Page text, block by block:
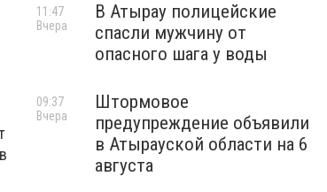
В Атырау полицейские
спасли мужчину от
опасного шага у воды
11:47
Вчера
Штормовое
предупреждение объявили
в Атырауской области на 6
августа
09:37
Вчера